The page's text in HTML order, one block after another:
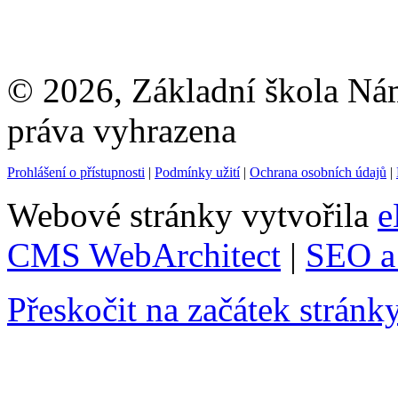
© 2026, Základní škola
práva vyhrazena
Prohlášení o přístupnosti | Podmínky užití| Ochrana osobních údajů |
Webové stránky vytvořila
CMS WebArchitect | SEO
Přeskočit na začátek